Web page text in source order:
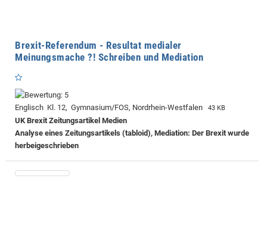
Brexit-Referendum - Resultat medialer
Meinungsmache ?! Schreiben und Mediation
Englisch Kl. 12, Gymnasium/FOS, Nordrhein-Westfalen 43 KB
UK Brexit Zeitungsartikel Medien
Analyse eines Zeitungsartikels (tabloid), Mediation: Der Brexit wurde
herbeigeschrieben